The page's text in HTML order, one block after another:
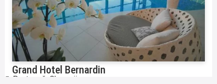
Grand Hotel Bernardin
Portorož, Slovenija